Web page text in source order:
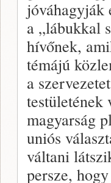
jóváhagyják
a „lábukkal
hívőnek,
témájú
a
magyarság
uniós
váltani
persze,